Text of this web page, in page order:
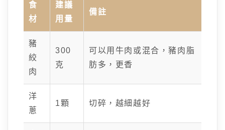
食
材
建議
用量
備註
豬
絞
肉
300
克
可以用牛肉或混合，豬肉脂
肪多，更香
洋
蔥
1顆 切碎，越細越好